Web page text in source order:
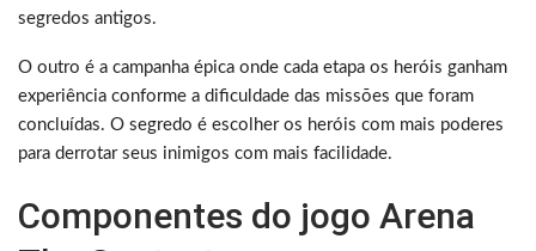
segredos antigos.
O outro é a campanha épica onde cada etapa os heróis ganham
experiência conforme a dificuldade das missões que foram
concluídas. O segredo é escolher os heróis com mais poderes
para derrotar seus inimigos com mais facilidade.
Componentes do jogo Arena